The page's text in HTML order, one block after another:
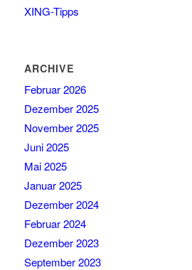
XING-Tipps
ARCHIVE
Februar 2026
Dezember 2025
November 2025
Juni 2025
Mai 2025
Januar 2025
Dezember 2024
Februar 2024
Dezember 2023
September 2023